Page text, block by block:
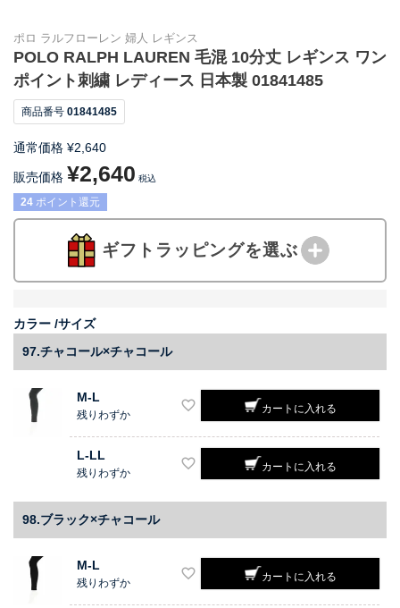
ポロ ラルフローレン 婦人 レギンス
POLO RALPH LAUREN 毛混 10分丈 レギンス ワン
ポイント刺繍 レディース 日本製 01841485
商品番号 01841485
通常価格 ¥2,640
販売価格 ¥2,640 税込
24 ポイント還元
ギフトラッピングを選ぶ
カラー サイズ
97.チャコール×チャコール
M-L
残りわずか カートに入れる
L-LL
残りわずか カートに入れる
98.ブラック×チャコール
M-L
残りわずか カートに入れる